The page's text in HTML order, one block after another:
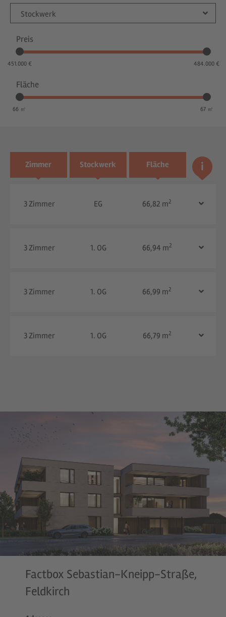
Stockwerk
Preis
451.000 € 484.000 €
Fläche
66 ㎡ 67 ㎡
Zimmer Stockwerk Fläche
3 Zimmer EG 66,82 m2
3 Zimmer 1. OG 66,94 m2
3 Zimmer 1. OG 66,99 m2
3 Zimmer 1. OG 66,79 m2
Factbox Sebastian-Kneipp-Straße,
Feldkirch